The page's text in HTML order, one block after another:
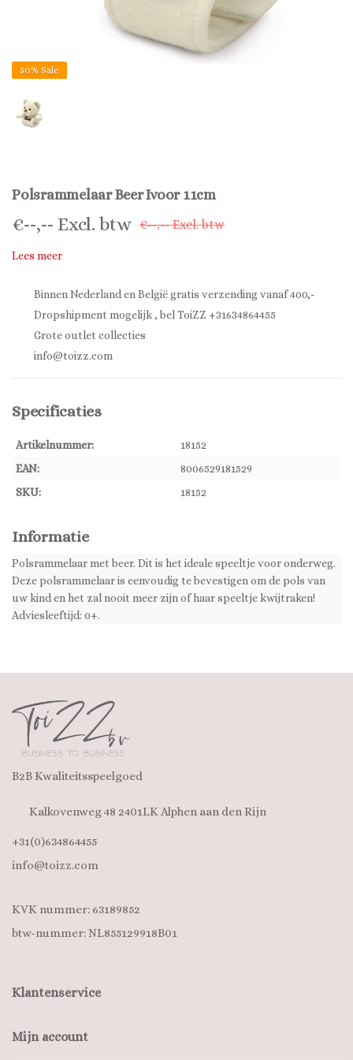
50% Sale
Polsrammelaar Beer Ivoor 11cm
€--,-- Excl. btw €--,-- Excl. btw
Lees meer
Binnen Nederland en België gratis verzending vanaf 400,-
Dropshipment mogelijk , bel ToiZZ +31634864455
Grote outlet collecties
info@toizz.com
Specificaties
Artikelnummer:
18152
EAN:
8006529181529
SKU:
18152
Informatie
Polsrammelaar met beer. Dit is het ideale speeltje voor onderweg.
Deze polsrammelaar is eenvoudig te bevestigen om de pols van
uw kind en het zal nooit meer zijn of haar speeltje kwijtraken!
Adviesleeftijd: 0+.
B2B Kwaliteitsspeelgoed
Kalkovenweg 48 2401LK Alphen aan den Rijn
+31(0)634864455
info@toizz.com
KVK nummer: 63189852
btw-nummer: NL855129918B01
Klantenservice
Mijn account